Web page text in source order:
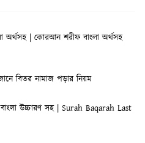
অর্থসহ | কোরআন শরীফ বাংলা অর্থসহ
বিতর নামাজ পড়ার নিয়ম
উচ্চারণ সহ | Surah Baqarah Last